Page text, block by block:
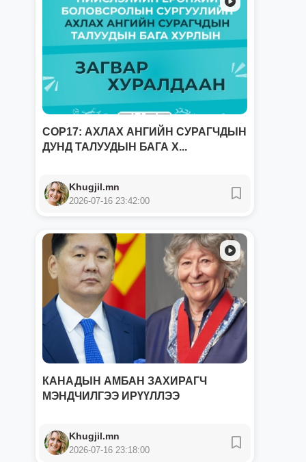
COP17: АХЛАХ АНГИЙН СУРАГЧДЫН
ДУНД ТАЛУУДЫН БАГА Х...
Khugjil.mn
2026-07-16 23:42:00
КАНАДЫН АМБАН ЗАХИРАГЧ
МЭНДЧИЛГЭЭ ИРҮҮЛЛЭЭ
Khugjil.mn
2026-07-16 23:18:00